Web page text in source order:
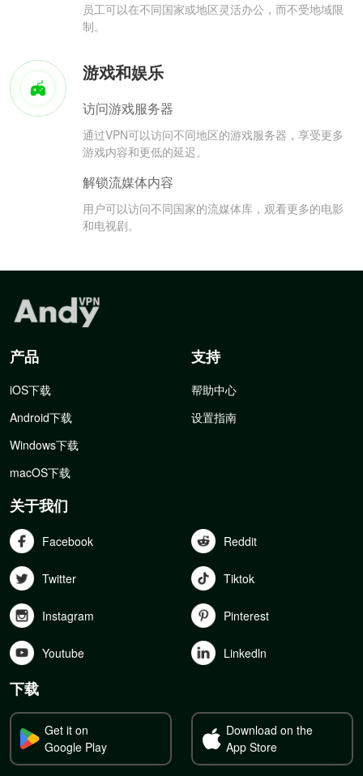
员工可以在不同国家或地区灵活办公，而不受地域限
制。
游戏和娱乐
访问游戏服务器
通过VPN可以访问不同地区的游戏服务器，享受更多
游戏内容和更低的延迟。
解锁流媒体内容
用户可以访问不同国家的流媒体库，观看更多的电影
和电视剧。
产品
iOS下载
Android下载
Windows下载
macOS下载
支持
帮助中心
设置指南
关于我们
Facebook Reddit
Twitter Tiktok
Instagram Pinterest
Youtube Linkedln
下载
Get it on
Google Play
Download on the
App Store